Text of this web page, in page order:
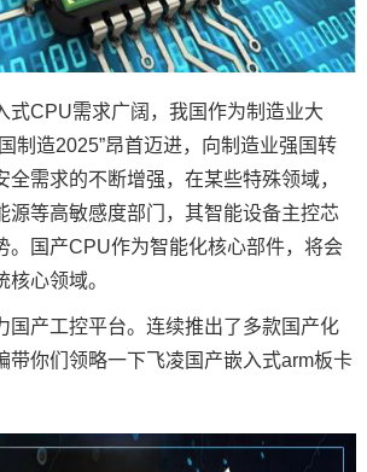
式CPU需求广阔，我国作为制造业大
制造2025”昂首迈进，向制造业强国转
全需求的不断增强，在某些特殊领域，
源等高敏感度部门，其智能设备主控芯
国产CPU作为智能化核心部件，将会
核心领域。
国产工控平台。连续推出了多款国产化
带你们领略一下飞凌 国产嵌入式arm板卡